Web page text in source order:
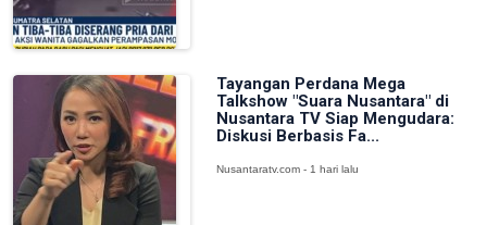
Tayangan Perdana Mega
Talkshow "Suara Nusantara" di
Nusantara TV Siap Mengudara:
Diskusi Berbasis Fa...
Nusantaratv.com - 1 hari lalu